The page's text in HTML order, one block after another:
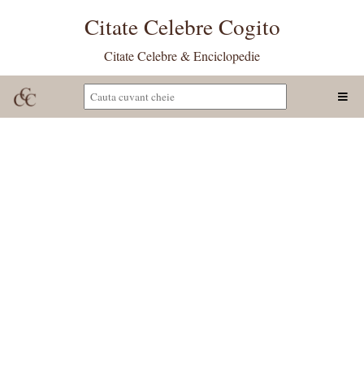
Citate Celebre Cogito
Citate Celebre & Enciclopedie